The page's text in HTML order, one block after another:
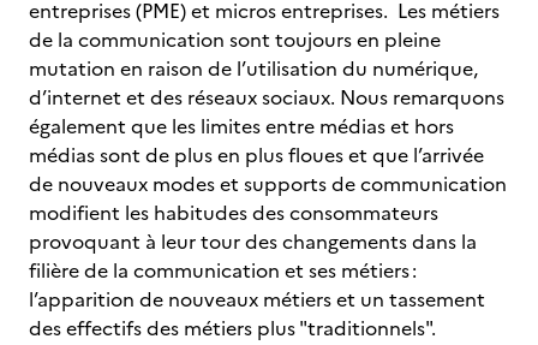
entreprises (PME) et micros entreprises. Les métiers
de la communication sont toujours en pleine
mutation en raison de l’utilisation du numérique,
d’internet et des réseaux sociaux. Nous remarquons
également que les limites entre médias et hors
médias sont de plus en plus floues et que l’arrivée
de nouveaux modes et supports de communication
modifient les habitudes des consommateurs
provoquant à leur tour des changements dans la
filière de la communication et ses métiers :
l’apparition de nouveaux métiers et un tassement
des effectifs des métiers plus "traditionnels".